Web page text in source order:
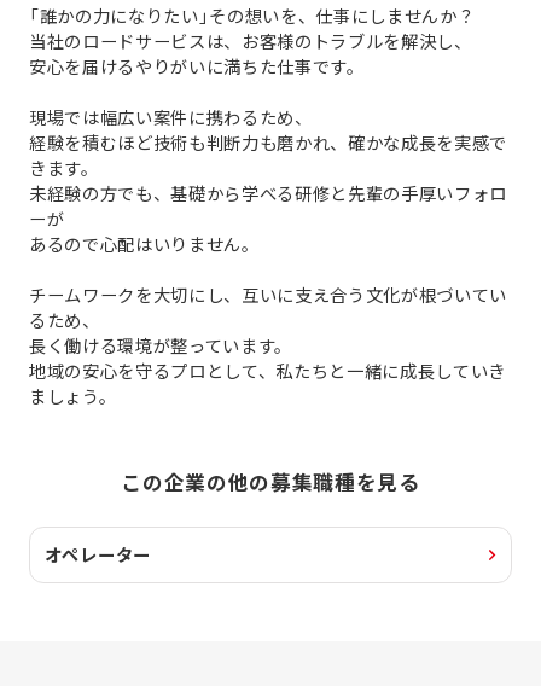
「誰かの力になりたい」その想いを、仕事にしませんか？
当社のロードサービスは、お客様のトラブルを解決し、
安心を届けるやりがいに満ちた仕事です。
現場では幅広い案件に携わるため、
経験を積むほど技術も判断力も磨かれ、確かな成長を実感で
きます。
未経験の方でも、基礎から学べる研修と先輩の手厚いフォロ
ーが
あるので心配はいりません。
チームワークを大切にし、互いに支え合う文化が根づいてい
るため、
長く働ける環境が整っています。
地域の安心を守るプロとして、私たちと一緒に成長していき
ましょう。
この企業の他の募集職種を見る
オペレーター